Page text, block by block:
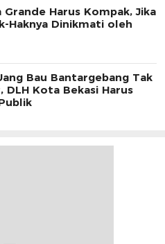
Grande Harus Kompak, Jika
Haknya Dinikmati oleh
Bau Bantargebang Tak
DLH Kota Bekasi Harus